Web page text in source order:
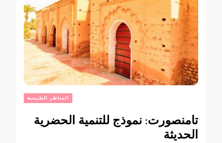
المناظر الطبيعية
تامنصورت: نموذج للتنمية الحضرية
الحديثة